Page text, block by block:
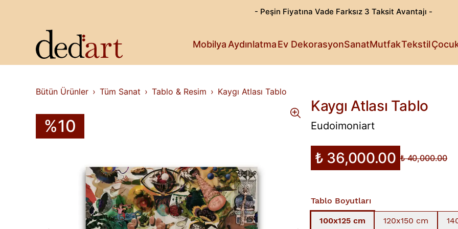
- Peşin Fiyatına Vade Farksız 3 Taksit Avantajı -
Mobilya
Kitaplık & Raf
Televizyon Ünitesi
Aydınlatma Işıldayan
Ev Dekorasyon Detaylı
Sanat Sanattan
Mutfak Estetik
Tekstil
Rahat
Küçüklerin
Patili
Fark
Bütün Ürünler Tüm Sanat Tablo & Resim Kaygı Atlası Tablo
%10
Kaygı Atlası Tablo
Eudoimoniart
₺ 36,000.00 ₺ 40,000.00
Tablo Boyutları
100x125 cm 120x150 cm